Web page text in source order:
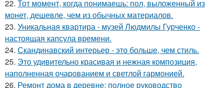
22. Тот момент, когда понимаешь: пол, выложенный из
монет, дешевле, чем из обычных материалов.
23. Уникальная квартира - музей Людмилы Гурченко -
настоящая капсула времени.
24. Скандинавский интерьер - это больше, чем стиль.
25. Это удивительно красивая и нежная композиция,
наполненная очарованием и светлой гармонией.
26. Ремонт дома в деревне: полное руководство